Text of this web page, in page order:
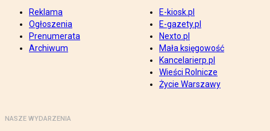
Reklama
Ogłoszenia
Prenumerata
Archiwum
E-kiosk.pl
E-gazety.pl
Nexto.pl
Mała księgowość
Kancelarierp.pl
Wieści Rolnicze
Życie Warszawy
NASZE WYDARZENIA